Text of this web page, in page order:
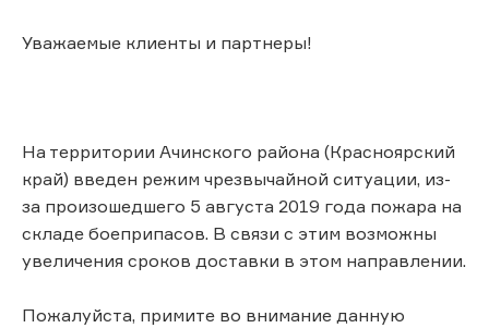
Уважаемые клиенты и партнеры!
На территории Ачинского района (Красноярский
край) введен режим чрезвычайной ситуации, из-
за произошедшего 5 августа 2019 года пожара на
складе боеприпасов. В связи с этим возможны
увеличения сроков доставки в этом направлении.
Пожалуйста, примите во внимание данную